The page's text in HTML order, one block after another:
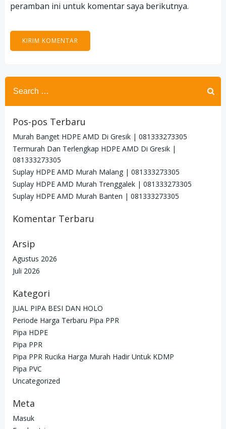
peramban ini untuk komentar saya berikutnya.
Search
for:
Pos-pos Terbaru
Murah Banget HDPE AMD Di Gresik | 081333273305
Termurah Dan Terlengkap HDPE AMD Di Gresik |
081333273305
Suplay HDPE AMD Murah Malang | 081333273305
Suplay HDPE AMD Murah Trenggalek | 081333273305
Suplay HDPE AMD Murah Banten | 081333273305
Komentar Terbaru
Arsip
Agustus 2026
Juli 2026
Kategori
JUAL PIPA BESI DAN HOLO
Periode Harga Terbaru Pipa PPR
Pipa HDPE
Pipa PPR
Pipa PPR Rucika Harga Murah Hadir Untuk KDMP
Pipa PVC
Uncategorized
Meta
Masuk